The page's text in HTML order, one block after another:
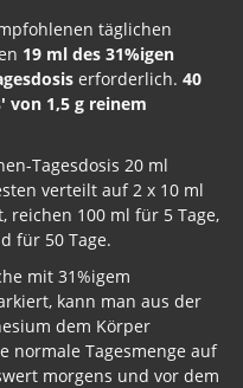
täglichen
19 ml des 31%igen
erforderlich. 40
von 1,5 g reinem
Tagesdosis 20 ml
verteilt auf 2 x 10 ml
reichen 100 ml für 5 Tage,
für 50 Tage.
mit 31%igem
kann man aus der
dem Körper
normale Tagesmenge auf
morgens und vor dem